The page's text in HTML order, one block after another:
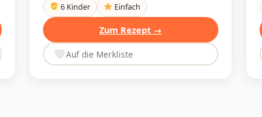
6 Kinder
Einfach
Zum Rezept →
Auf die Merkliste